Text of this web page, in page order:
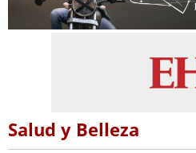
Salud y Belleza